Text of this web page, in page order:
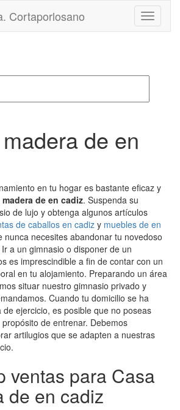
Toggle
de en
en tu hogar es bastante eficaz y
de en cadiz. Suspenda su
de lujo y obtenga algunos artículos
de caballos en cadiz y muebles de en
nunca necesites abandonar tu novedoso
a un gimnasio o disponer de un
es imprescindible a fin de contar con un
en tu alojamiento. Preparando un área
situar nuestro gimnasio privado y
Cuando tu domicilio se ha
ejercicio, es posible que no poseas
de entrenar. Debemos
artilugios que se adapten a nuestras
ventas para Casa
de en cadiz